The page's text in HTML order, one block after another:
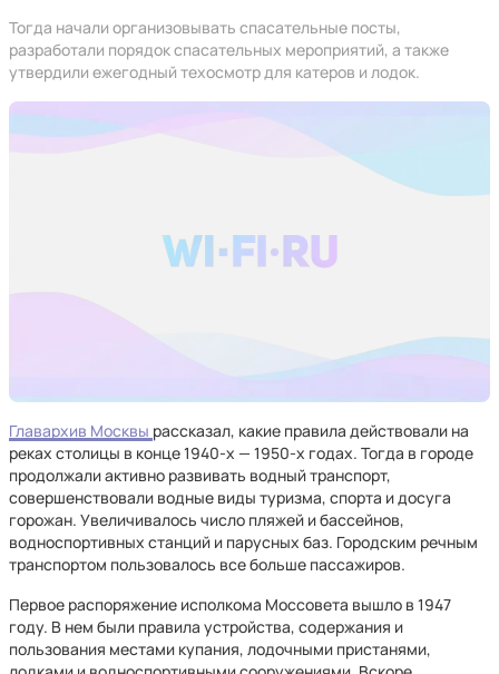
Тогда начали организовывать спасательные посты,
разработали порядок спасательных мероприятий, а также
утвердили ежегодный техосмотр для катеров и лодок.
Главархив Москвы рассказал, какие правила действовали на
реках столицы в конце 1940-х — 1950-х годах. Тогда в городе
продолжали активно развивать водный транспорт,
совершенствовали водные виды туризма, спорта и досуга
горожан. Увеличивалось число пляжей и бассейнов,
водноспортивных станций и парусных баз. Городским речным
транспортом пользовалось все больше пассажиров.
Первое распоряжение исполкома Моссовета вышло в 1947
году. В нем были правила устройства, содержания и
пользования местами купания, лодочными пристанями,